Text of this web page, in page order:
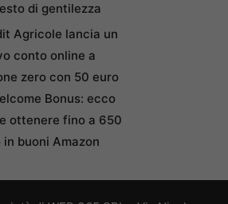
di gentilezza
Agricole lancia un
conto online a
zero con 50 euro
Bonus: ecco
ottenere fino a 650
in buoni Amazon